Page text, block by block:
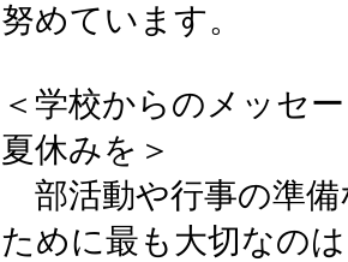
努めています。
＜学校からのメッセ
夏休みを＞
部活動や行事の準備
ために最も大切なの